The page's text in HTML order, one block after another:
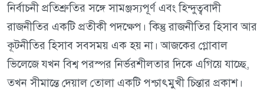
নির্বাচনী প্রতিশ্রুতির সঙ্গে সামঞ্জস্যপূর্ণ এবং হিন্দুত্ববাদী
রাজনীতির একটি প্রতীকী পদক্ষেপ। কিন্তু রাজনীতির হিসাব আর
কূটনীতির হিসাব সবসময় এক হয় না। আজকের গ্লোবাল
ভিলেজে যখন বিশ্ব পরস্পর নির্ভরশীলতার দিকে এগিয়ে যাচ্ছে,
তখন সীমান্তে দেয়াল তোলা একটি পশ্চাৎমুখী চিন্তার প্রকাশ।